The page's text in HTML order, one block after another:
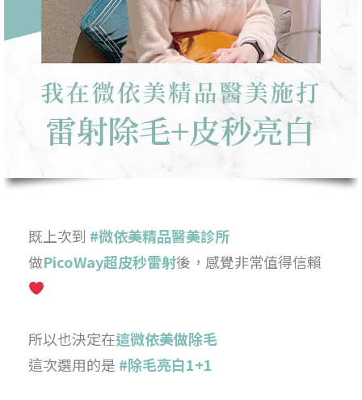
既上次到 #微依美精品醫美診所
做PicoWay超皮秒雷射後，感覺非常值得信賴
所以也決定在這微依美做除毛
這次選用的是 #除毛亮白1+1